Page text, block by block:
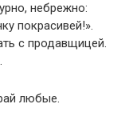
небрежно:
покрасивей!».
с продавщицей.
любые.